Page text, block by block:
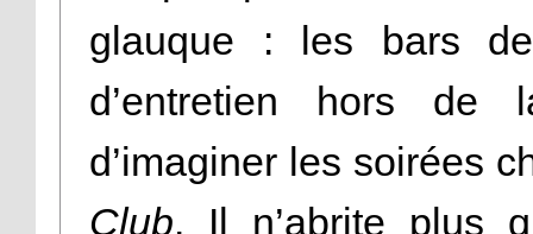
glauque : les bars
d’entretien hors de
d’imaginer les soirées
Club. Il n’abrite plus